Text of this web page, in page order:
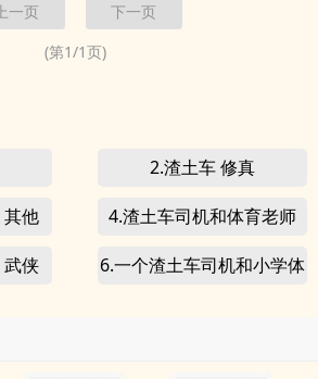
知道，原来她只是一本小说里的炮灰。<br>
上一页
下一页
(第1/1页)
2.渣土车 修真
他 4.渣土车司机和体育老师
武侠
6.一个渣土车司机和小学体